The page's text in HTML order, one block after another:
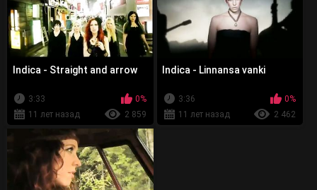
Indica - Straight and arrow
3:33
0%
11 лет назад
2 859
Indica - Linnansa vanki
3:36
0%
11 лет назад
2 462